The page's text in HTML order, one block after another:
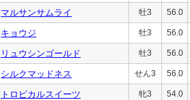
マルサンサムライ 牡3 56.0
キョウジ 牡3 56.0
リュウシンゴールド 牡3 56.0
シルクマッドネス せん3 56.0
トロピカルスイーツ 牝3 54.0